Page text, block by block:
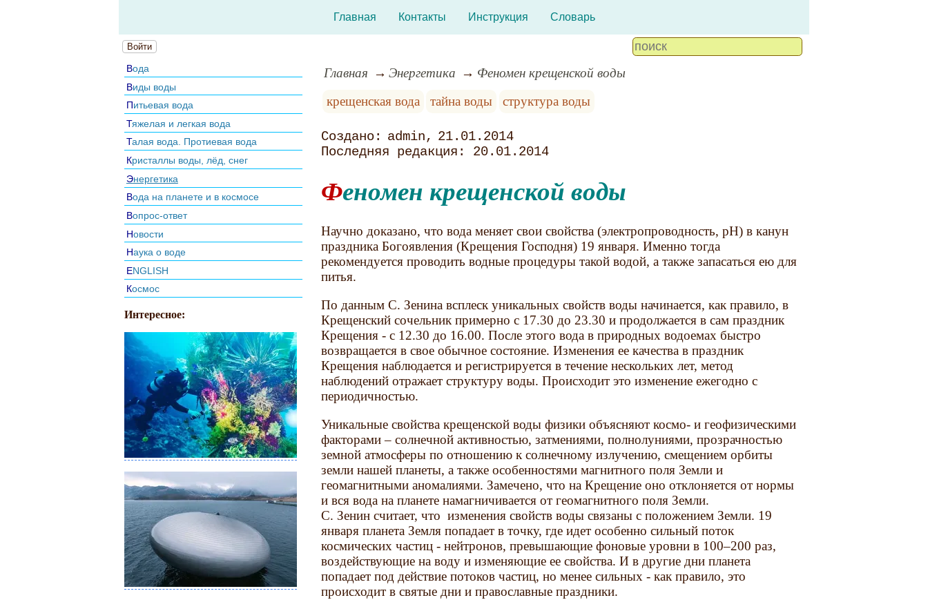
Главная Контакты Инструкция Словарь
Войти
Вода
Виды воды
Питьевая вода
Тяжелая и легкая вода
Талая вода. Протиевая вода
Кристаллы воды, лёд, снег
Энергетика
Вода на планете и в космосе
Вопрос-ответ
Новости
Наука о воде
ENGLISH
Космос
Интересное:
Главная Энергетика
Феномен крещенской воды
крещенская вода
тайна воды структура воды
admin
21.01.2014
20.01.2014
Феномен крещенской воды
Научно доказано, что вода меняет свои свойства (электропроводность, pH) в канун
праздника Богоявления (Крещения Господня) 19 января. Именно тогда
рекомендуется проводить водные процедуры такой водой, а также запасаться ею для
питья.
По данным С. Зенина всплеск уникальных свойств воды начинается, как правило, в
Крещенский сочельник примерно с 17.30 до 23.30 и продолжается в сам праздник
Крещения - с 12.30 до 16.00. После этого вода в природных водоемах быстро
возвращается в свое обычное состояние. Изменения ее качества в праздник
Крещения наблюдается и регистрируется в течение нескольких лет, метод
наблюдений отражает структуру воды. Происходит это изменение ежегодно с
периодичностью.
Уникальные свойства крещенской воды физики объясняют космо- и геофизическими
факторами – солнечной активностью, затмениями, полнолуниями, прозрачностью
земной атмосферы по отношению к солнечному излучению, смещением орбиты
земли нашей планеты, а также особенностями магнитного поля Земли и
геомагнитными аномалиями. Замечено, что на Крещение оно отклоняется от нормы
и вся вода на планете намагничивается от геомагнитного поля Земли.
С. Зенин считает, что изменения свойств воды связаны с положением Земли. 19
января планета Земля попадает в точку, где идет особенно сильный поток
космических частиц - нейтронов, превышающие фоновые уровни в 100–200 раз,
воздействующие на воду и изменяющие ее свойства. И в другие дни планета
попадает под действие потоков частиц, но менее сильных - как правило, это
происходит в святые дни и православные праздники.